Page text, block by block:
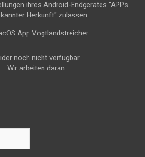
ihres Android-Endgerätes "APPs
Herkunft" zulassen.
noch nicht verfügbar.
Wir arbeiten daran.